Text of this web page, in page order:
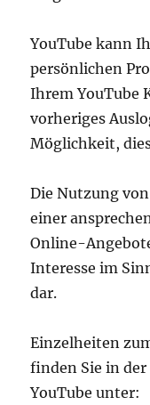
YouTube kann
persönlichen
Ihrem YouTube
vorheriges
Möglichkeit,
Die Nutzung
einer
Online-
Interesse im
dar.
Einzelheiten
finden Sie in
YouTube unter: